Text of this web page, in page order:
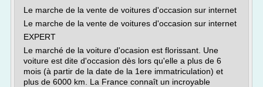
Le marche de la vente de voitures d'occasion sur internet
Le marche de la vente de voitures d'occasion sur internet
EXPERT
Le marché de la voiture d'ocasion est florissant. Une
voiture est dite d'occasion dès lors qu'elle a plus de 6
mois (à partir de la date de la 1ere immatriculation) et
plus de 6000 km. La France connaît un incroyable